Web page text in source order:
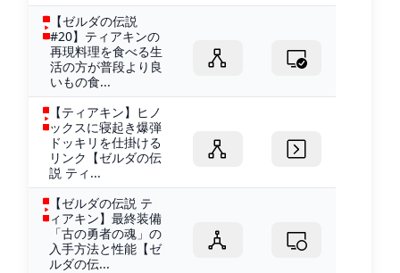
【ゼルダの伝説
#20】ティアキンの
再現料理を食べる生
活の方が普段より良
いもの食...
【ティアキン】ヒノ
ックスに寝起き爆弾
ドッキリを仕掛ける
リンク【ゼルダの伝
説 ティ...
【ゼルダの伝説 テ
ィアキン】最終装備
「古の勇者の魂」の
入手方法と性能【ゼ
ルダの伝...